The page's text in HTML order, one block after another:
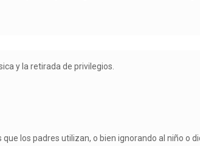
y la retirada de privilegios.
los padres utilizan, o bien ignorando al niño o